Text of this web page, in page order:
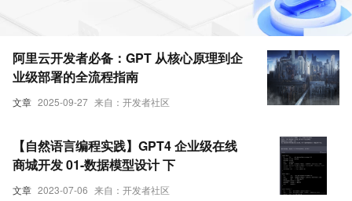
文章 2025-09-27 来自：开发者社区
阿里云开发者必备：GPT 从核心原理到企
业级部署的全流程指南
文章 2023-07-06 来自：开发者社区
【自然语言编程实践】GPT4 企业级在线
商城开发 01-数据模型设计 下